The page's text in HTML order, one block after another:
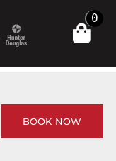
0
BOOK NOW